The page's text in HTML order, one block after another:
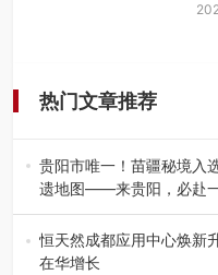
热门文章推荐
贵阳市唯一！苗疆秘境入
遗地图——来贵阳，必赴
2026年7月21日，2026年
地”（贵州站）主题…
恒天然成都应用中心焕新
在华增长